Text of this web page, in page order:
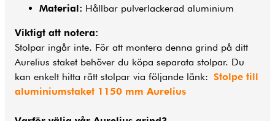
Material: Hållbar pulverlackerad aluminium
Viktigt att notera:
Stolpar ingår inte. För att montera denna grind på ditt
Aurelius staket behöver du köpa separata stolpar. Du
kan enkelt hitta rätt stolpar via följande länk: Stolpe till
aluminiumstaket 1150 mm Aurelius